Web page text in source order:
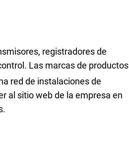
registradores de
Las marcas de productos
red de instalaciones de
al sitio web de la empresa en